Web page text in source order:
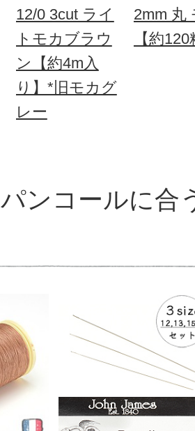
12/0 3cut ライ
トモカブラウ
ン【約4m入
り】*旧モカグ
レー
2mm 丸
【約
ンコールに合